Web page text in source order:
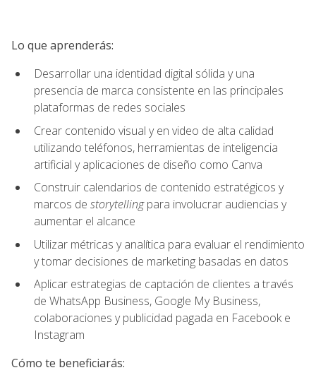
Lo que aprenderás:
Desarrollar una identidad digital sólida y una
presencia de marca consistente en las principales
plataformas de redes sociales
Crear contenido visual y en video de alta calidad
utilizando teléfonos, herramientas de inteligencia
artificial y aplicaciones de diseño como Canva
Construir calendarios de contenido estratégicos y
marcos de storytellingpara involucrar audiencias y
aumentar el alcance
Utilizar métricas y analítica para evaluar el rendimiento
y tomar decisiones de marketing basadas en datos
Aplicar estrategias de captación de clientes a través
de WhatsApp Business, Google My Business,
colaboraciones y publicidad pagada en Facebook e
Instagram
Cómo te beneficiarás: